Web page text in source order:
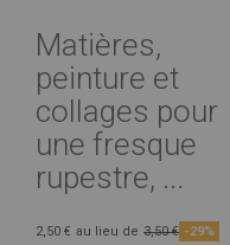
Matières,
peinture et
collages pour
une fresque
rupestre, ...
2,50 € au lieu de 3,50 € -29%